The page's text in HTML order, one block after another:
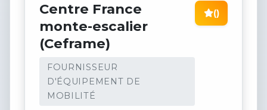
Centre France
monte-escalier
(Ceframe)
FOURNISSEUR
D'ÉQUIPEMENT DE
MOBILITÉ
()